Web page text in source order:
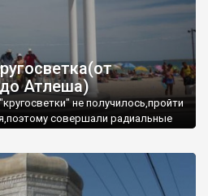
Атлеша)
не получилось,пройти
совершали радиальные